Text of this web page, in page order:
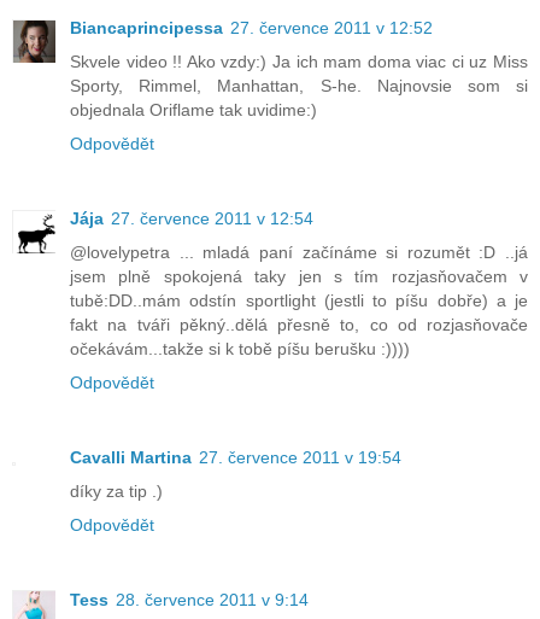
Biancaprincipessa 27. července 2011 v 12:52
Skvele video !! Ako vzdy:) Ja ich mam doma viac ci uz Miss
Sporty, Rimmel, Manhattan, S-he. Najnovsie som si
objednala Oriflame tak uvidime:)
Odpovědět
Jája 27. července 2011 v 12:54
@lovelypetra ... mladá paní začínáme si rozumět :D ..já
jsem plně spokojená taky jen s tím rozjasňovačem v
tubě:DD..mám odstín sportlight (jestli to píšu dobře) a je
fakt na tváři pěkný..dělá přesně to, co od rozjasňovače
očekávám...takže si k tobě píšu berušku :))))
Odpovědět
Cavalli Martina 27. července 2011 v 19:54
díky za tip .)
Odpovědět
Tess 28. července 2011 v 9:14